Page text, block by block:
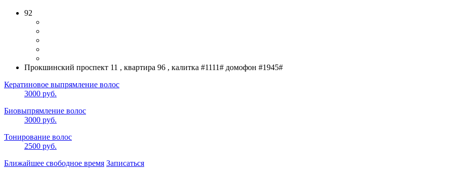
92
Прокшинский проспект 11 , квартира 96 , калитка #1111# домофон #1945#
Кератиновое выпрямление волос
3000 руб.
Биовыпрямление волос
3000 руб.
Тонирование волос
2500 руб.
Ближайшее свободное время Записаться